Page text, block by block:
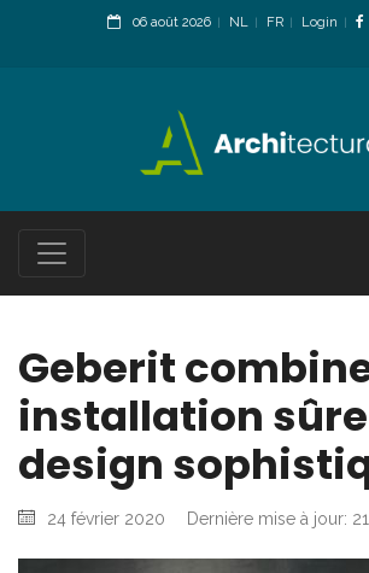
06 août 2026 NL FR
Login
Geberit
installation
design
24 février 2020 Dernière mise à jour: